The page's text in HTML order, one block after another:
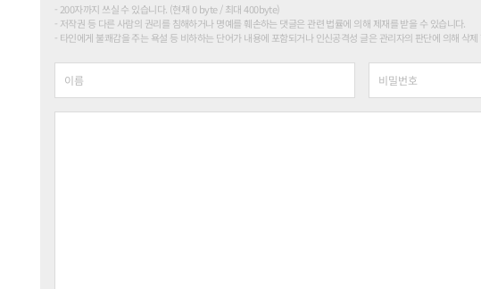
200자까지 쓰실 수 있습니다. (현재 0 byte / 최대 400byte)
저작권 등 다른 사람의 권리를 침해하거나 명예를 훼손하는 댓글은 관련 법률에 의해 제재를 받을 수 있습니다.
타인에게 불쾌감을 주는 욕설 등 비하하는 단어가 내용에 포함되거나 인신공격성 글은 관리자의 판단에 의해 삭제